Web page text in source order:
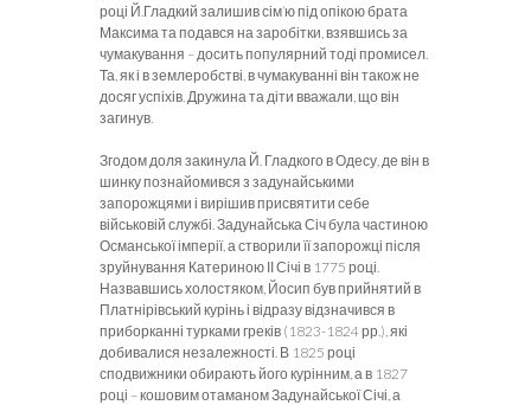
році Й.Гладкий залишив сім’ю під опікою брата
Максима та подався на заробітки, взявшись за
чумакування – досить популярний тоді промисел.
Та, як і в землеробстві, в чумакуванні він також не
досяг успіхів. Дружина та діти вважали, що він
загинув.
Згодом доля закинула Й. Гладкого в Одесу, де він в
шинку познайомився з задунайськими
запорожцями і вирішив присвятити себе
військовій службі. Задунайська Січ була частиною
Османської імперії, а створили її запорожці після
зруйнування Катериною ІІ Січі в 1775 році.
Назвавшись холостяком, Йосип був прийнятий в
Платнірівський курінь і відразу відзначився в
приборканні турками греків (1823-1824 рр.), які
добивалися незалежності. В 1825 році
сподвижники обирають його курінним, а в 1827
році – кошовим отаманом Задунайської Січі, а